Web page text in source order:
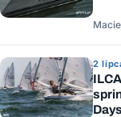
2
Days